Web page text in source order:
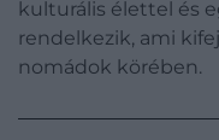
kulturális élettel és
rendelkezik, ami
nomádok körében.